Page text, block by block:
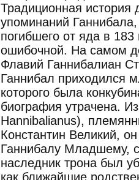
Традиционная история
упоминаний
погибшего от яда в
ошибочной. На самом
Флавий Ганнибалиан
Ганнибал приходился
которого была
биография утрачена.
Hannibalianus),
Константин Великий,
Ганнибалу Младшему,
наследник трона был
как ближайшие